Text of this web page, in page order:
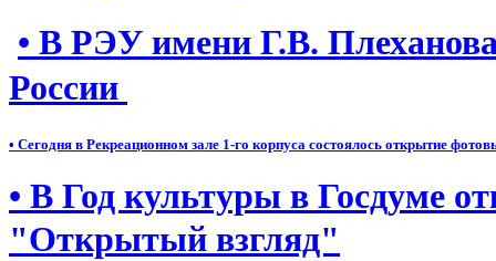
• В РЭУ имени Г.В.
России
• Сегодня в Рекреационном зале 1-го корпуса состоялось открытие
• В Год культуры в Госдуме
"Открытый взгляд"